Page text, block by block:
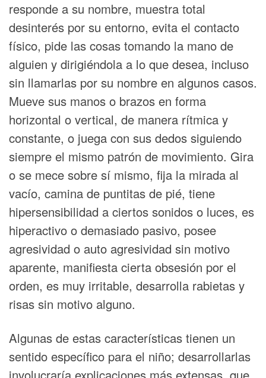
responde a su nombre, muestra total
desinterés por su entorno, evita el contacto
físico, pide las cosas tomando la mano de
alguien y dirigiéndola a lo que desea, incluso
sin llamarlas por su nombre en algunos casos.
Mueve sus manos o brazos en forma
horizontal o vertical, de manera rítmica y
constante, o juega con sus dedos siguiendo
siempre el mismo patrón de movimiento. Gira
o se mece sobre sí mismo, fija la mirada al
vacío, camina de puntitas de pié, tiene
hipersensibilidad a ciertos sonidos o luces, es
hiperactivo o demasiado pasivo, posee
agresividad o auto agresividad sin motivo
aparente, manifiesta cierta obsesión por el
orden, es muy irritable, desarrolla rabietas y
risas sin motivo alguno.
Algunas de estas características tienen un
sentido específico para el niño; desarrollarlas